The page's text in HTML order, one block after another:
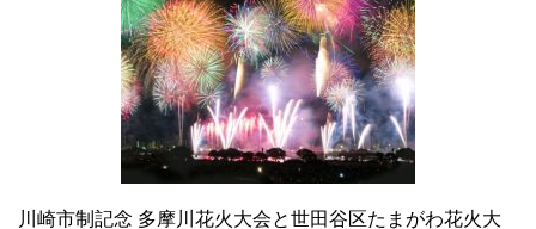
川崎市制記念 多摩川花火大会と世田谷区たまがわ花火大